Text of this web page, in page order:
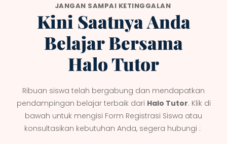
JANGAN SAMPAI KETINGGALAN
Kini Saatnya Anda
Belajar Bersama
Halo Tutor
Ribuan siswa telah bergabung dan mendapatkan
pendampingan belajar terbaik dari Halo Tutor. Klik di
bawah untuk mengisi Form Registrasi Siswa atau
konsultasikan kebutuhan Anda, segera hubungi :